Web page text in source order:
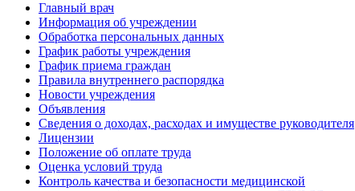
Главный врач
Информация об учреждении
Обработка персональных данных
График работы учреждения
График приема граждан
Правила внутреннего распорядка
Новости учреждения
Объявления
Сведения о доходах, расходах и имуществе руководителя
Лицензии
Положение об оплате труда
Оценка условий труда
Контроль качества и безопасности медицинской